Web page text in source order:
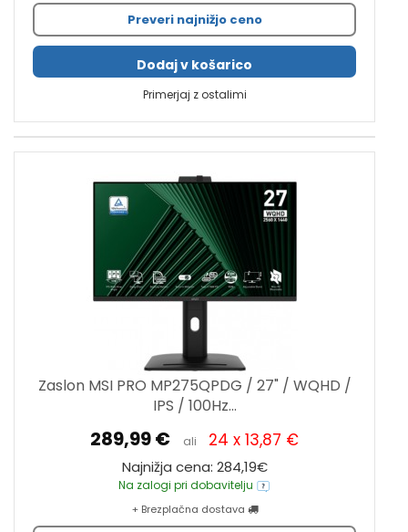
Preveri najnižjo ceno
Dodaj v košarico
Primerjaj z ostalimi
Zaslon MSI PRO MP275QPDG / 27" / WQHD /
IPS / 100Hz...
289,99 € ali 24 x 13,87 €
Najnižja cena: 284,19€
Na zalogi pri dobavitelju
+ Brezplačna dostava